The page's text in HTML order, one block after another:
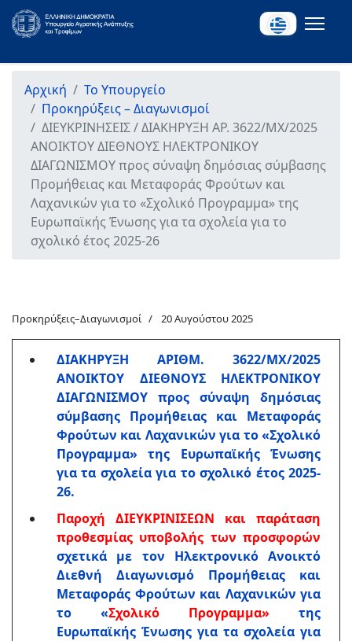
Αρχική
Το Υπουργείο
Προκηρύξεις – Διαγωνισμοί
ΔΙΕΥΚΡΙΝΗΣΕΙΣ / ΔΙΑΚΗΡΥΞΗ ΑΡ. 3622/ΜΧ/2025
ΑΝΟΙΚΤΟΥ ΔΙΕΘΝΟΥΣ ΗΛΕΚΤΡΟΝΙΚΟΥ
ΔΙΑΓΩΝΙΣΜΟΥ προς σύναψη δημόσιας σύμβασης
Προμήθειας και Μεταφοράς Φρούτων και
Λαχανικών για το «Σχολικό Προγραμμα» της
Ευρωπαϊκής Ένωσης για τα σχολεία για το
σχολικό έτος 2025-26
Προκηρύξεις–Διαγωνισμοί 20 Αυγούστου 2025
ΔΙΑΚΗΡΥΞΗ ΑΡΙΘΜ. 3622/ΜΧ/2025
ΑΝΟΙΚΤΟΥ ΔΙΕΘΝΟΥΣ ΗΛΕΚΤΡΟΝΙΚΟΥ
ΔΙΑΓΩΝΙΣΜΟΥ προς σύναψη δημόσιας
σύμβασης Προμήθειας και Μεταφοράς
Φρούτων και Λαχανικών για το «Σχολικό
Προγραμμα» της Ευρωπαϊκής Ένωσης
για τα σχολεία για το σχολικό έτος 2025-
26.
Παροχή ΔΙΕΥΚΡΙΝΙΣΕΩΝ και παράταση
προθεσμίας υποβολής των προσφορών
σχετικά με τον Ηλεκτρονικό Ανοικτό
Διεθνή Διαγωνισμό Προμήθειας και
Μεταφοράς Φρούτων και Λαχανικών για
το «Σχολικό Προγραμμα» της
Ευρωπαϊκής Ένωσης για τα σχολεία για